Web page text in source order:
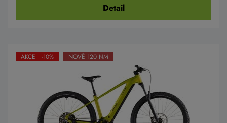
Detail
AKCE -10% NOVĚ 120 NM